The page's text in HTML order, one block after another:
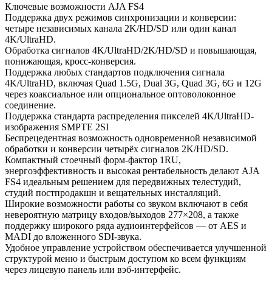
Ключевые возможности AJA FS4
Поддержка двух режимов синхронизации и конверсии:
четыре независимых канала 2K/HD/SD или один канал
4K/UltraHD.
Обработка сигналов 4K/UltraHD/2K/HD/SD и повышающая,
понижающая, кросс-конверсия.
Поддержка любых стандартов подключения сигнала
4K/UltraHD, включая Quad 1.5G, Dual 3G, Quad 3G, 6G и 12G
через коаксиальное или опциональное оптоволоконное
соединение.
Поддержка стандарта распределения пикселей 4K/UltraHD-
изображения SMPTE 2SI
Беспрецедентная возможность одновременной независимой
обработки и конверсии четырёх сигналов 2K/HD/SD.
Компактный стоечный форм-фактор 1RU,
энергоэффективность и высокая рентабельность делают AJA
FS4 идеальным решением для передвижных телестудий,
студий постпродакшн и вещательных инсталляций.
Широкие возможности работы со звуком включают в себя
невероятную матрицу входов/выходов 277×208, а также
поддержку широкого ряда аудиоинтерфейсов — от AES и
MADI до вложенного SDI-звука.
Удобное управление устройством обеспечивается улучшенной
структурой меню и быстрым доступом ко всем функциям
через лицевую панель или вэб-интерфейс.